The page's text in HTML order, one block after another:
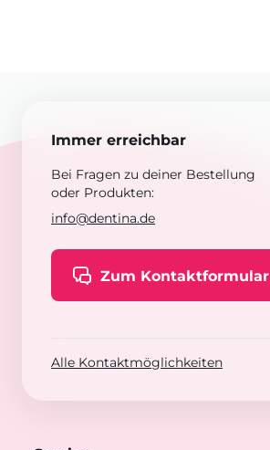
Immer erreichbar
Bei Fragen zu deiner Bestellung
oder Produkten:
info@dentina.de
Zum Kontaktformular
Alle Kontaktmöglichkeiten